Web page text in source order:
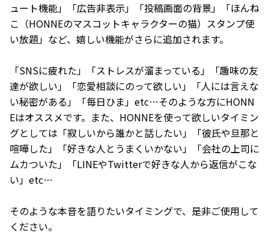
ュート機能」「広告非表示」「投稿画面の背景」「ほんね
こ（HONNEのマスコットキャラクターの猫）スタンプ使
い放題」など、嬉しい機能がさらに追加されます。
「SNSに疲れた」「ストレスが溜まっている」「趣味の友
達が欲しい」「恋愛相談にのって欲しい」「人には言えな
い秘密がある」「毎日ひま」etc…そのような方にHONN
Eはオススメです。また、HONNEを使って欲しいタイミン
グとしては「寂しいから誰かと話したい」「彼氏や旦那と
喧嘩した」「好きな人とうまくいかない」「会社の上司に
ムカついた」「LINEやTwitterで好きな人から返信がこな
い」etc…
そのような本音を語りたいタイミングで、是非ご使用して
ください。